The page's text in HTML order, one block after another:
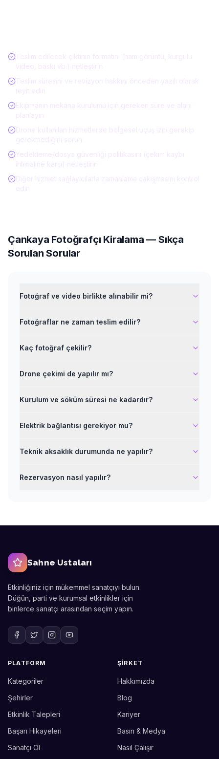
Çankaya Fotoğrafçı Kiralama — Sıkça
Sorulan Sorular
Fotoğraf ve video birlikte alınabilir mi?
Fotoğraflar ne zaman teslim edilir?
Kaç fotoğraf çekilir?
Drone çekimi de yapılır mı?
Kurulum ve söküm süresi ne kadardır?
Elektrik bağlantısı gerekiyor mu?
Teknik aksaklık durumunda ne yapılır?
Rezervasyon nasıl yapılır?
Sahne Ustaları
Etkinliğiniz için mükemmel sanatçıyı bulun.
Düğün, parti ve kurumsal etkinlikler için
binlerce sanatçı arasından seçim yapın.
PLATFORM
Kategoriler
Şehirler
Etkinlik Talepleri
Başarı Hikayeleri
Sanatçı Ol
ŞIRKET
Hakkımızda
Blog
Kariyer
Basın & Medya
Nasıl Çalışır
Etkinlik uzmanınız
Merhaba! Size nasıl yardımcı
bize ulaşabilirsiniz.
Merhaba! Bilgi almak istiyorum.